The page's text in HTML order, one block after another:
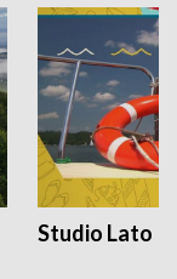
Studio Lato